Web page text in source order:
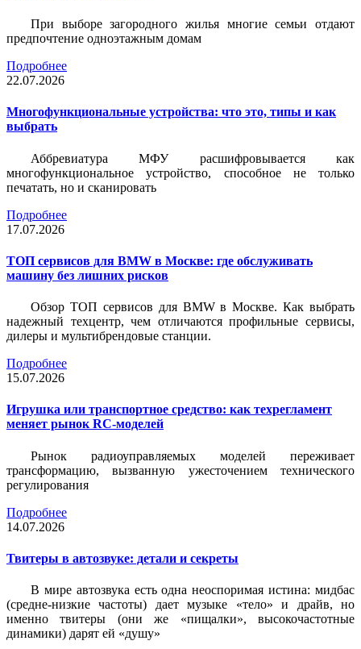
При выборе загородного жилья многие семьи отдают
предпочтение одноэтажным домам
Подробнее
22.07.2026
Многофункциональные устройства: что это, типы и как
выбрать
Аббревиатура МФУ расшифровывается как
многофункциональное устройство, способное не только
печатать, но и сканировать
Подробнее
17.07.2026
ТОП сервисов для BMW в Москве: где обслуживать
машину без лишних рисков
Обзор ТОП сервисов для BMW в Москве. Как выбрать
надежный техцентр, чем отличаются профильные сервисы,
дилеры и мультибрендовые станции.
Подробнее
15.07.2026
Игрушка или транспортное средство: как техрегламент
меняет рынок RC-моделей
Рынок радиоуправляемых моделей переживает
трансформацию, вызванную ужесточением технического
регулирования
Подробнее
14.07.2026
Твитеры в автозвуке: детали и секреты
В мире автозвука есть одна неоспоримая истина: мидбас
(средне-низкие частоты) дает музыке «тело» и драйв, но
именно твитеры (они же «пищалки», высокочастотные
динамики) дарят ей «душу»